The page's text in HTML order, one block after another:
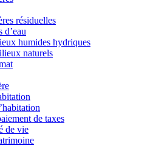
résiduelles
d’eau
humides hydriques
naturels
de taxes
de vie